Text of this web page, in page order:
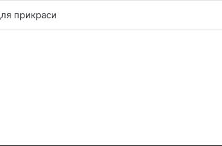
квітів лілій-метеликів